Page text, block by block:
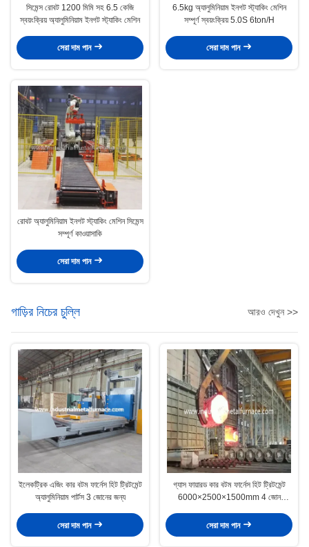
সিমেন্স রোবট 1200 মিমি সহ 6.5 কেজি
স্বয়ংক্রিয় অ্যালুমিনিয়াম ইনগট স্ট্যাকিং মেশিন
সেরা দাম পান
6.5kg অ্যালুমিনিয়াম ইনগট স্ট্যাকিং মেশিন
সম্পূর্ণ স্বয়ংক্রিয় 5.0S 6ton/H
সেরা দাম পান
রোবট অ্যালুমিনিয়াম ইনগট স্ট্যাকিং মেশিন সিমেন্স
সম্পূর্ণ কাওয়াসাকি
সেরা দাম পান
গাড়ির নিচের চুল্লি আরও দেখুন >>
ইলেকট্রিক এজিং কার বটম ফার্নেস হিট ট্রিটমেন্ট
অ্যালুমিনিয়াম পার্টস 3 জোনের জন্য
সেরা দাম পান
গ্যাস ফায়ারড কার বটম ফার্নেস হিট ট্রিটমেন্ট
6000×2500×1500mm 4 জোন
সেরা দাম পান